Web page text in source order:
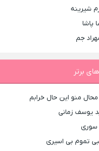
شیرینه
پاشا
جم
برتر
منو این حال خرابم
یوسف زمانی
سوری
تموم بی اسیری